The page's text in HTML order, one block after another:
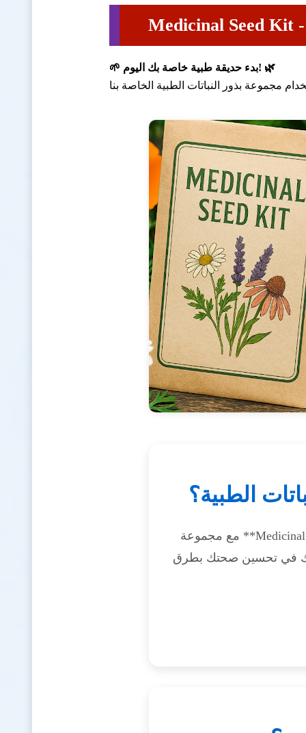
🌱 بدء حديقة طبية خاصة بك اليوم! 🌿
الطبية؟
مع مجموعة **Medicinal Seed Kit**، يمكنك الآن زراعة 10 نباتات طبية قوية
في تحسين صحتك بطرق